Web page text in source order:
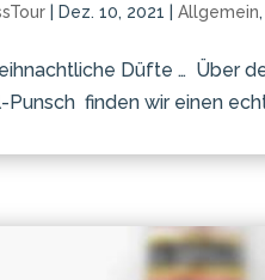
Dez. 10, 2021 |Allgemein,
Düfte … ​ Über
finden wir einen